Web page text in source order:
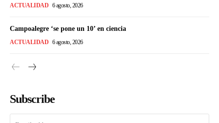
ACTUALIDAD 6 agosto, 2026
Campoalegre ‘se pone un 10’ en ciencia
ACTUALIDAD 6 agosto, 2026
Subscribe